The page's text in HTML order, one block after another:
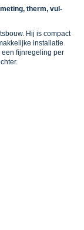
therm, vul-
Hij is compact
installatie
een fijnregeling per